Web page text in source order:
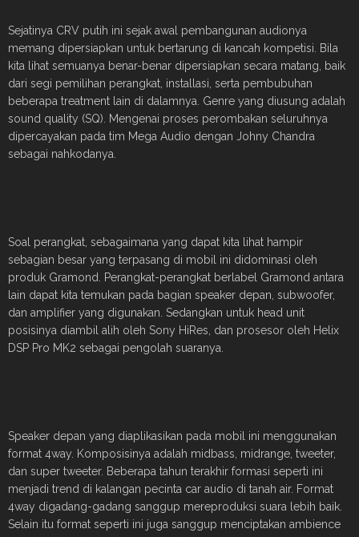
Sejatinya CRV putih ini sejak awal pembangunan audionya
memang dipersiapkan untuk bertarung di kancah kompetisi. Bila
kita lihat semuanya benar-benar dipersiapkan secara matang, baik
dari segi pemilihan perangkat, installasi, serta pembubuhan
beberapa treatment lain di dalamnya. Genre yang diusung adalah
sound quality (SQ). Mengenai proses perombakan seluruhnya
dipercayakan pada tim Mega Audio dengan Johny Chandra
sebagai nahkodanya.
Soal perangkat, sebagaimana yang dapat kita lihat hampir
sebagian besar yang terpasang di mobil ini didominasi oleh
produk Gramond. Perangkat-perangkat berlabel Gramond antara
lain dapat kita temukan pada bagian speaker depan, subwoofer,
dan amplifier yang digunakan. Sedangkan untuk head unit
posisinya diambil alih oleh Sony HiRes, dan prosesor oleh Helix
DSP Pro MK2 sebagai pengolah suaranya.
Speaker depan yang diaplikasikan pada mobil ini menggunakan
format 4way. Komposisinya adalah midbass, midrange, tweeter,
dan super tweeter. Beberapa tahun terakhir formasi seperti ini
menjadi trend di kalangan pecinta car audio di tanah air. Format
4way digadang-gadang sanggup mereproduksi suara lebih baik.
Selain itu format seperti ini juga sanggup menciptakan ambience